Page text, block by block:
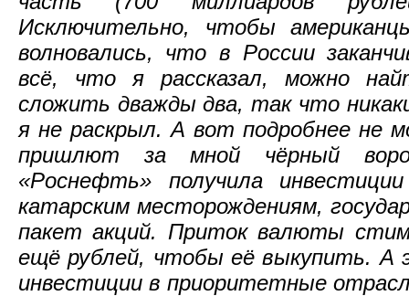
Исключительно, чтобы
волновались, что в России
всё, что я рассказал, можно
сложить дважды два, так что
я не раскрыл. А вот подробнее не
пришлют за мной чёрный
«Роснефть» получила
катарским месторождениям,
пакет акций. Приток валюты
ещё рублей, чтобы её выкупить. А
инвестиции в приоритетные